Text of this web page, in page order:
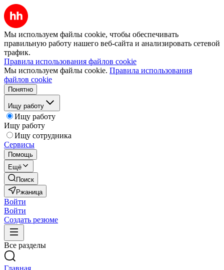
Мы используем файлы cookie, чтобы обеспечивать
правильную работу нашего веб-сайта и анализировать сетевой
трафик.
Правила использования файлов cookie
Мы используем файлы cookie. Правила использования
файлов cookie
Понятно
Ищу работу
Ищу работу
Ищу работу
Ищу сотрудника
Сервисы
Помощь
Ещё
Поиск
Ржаница
Войти
Войти
Создать резюме
Все разделы
Главная